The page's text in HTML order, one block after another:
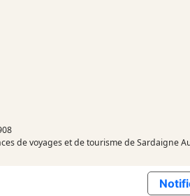
de voyages et de tourisme de Sardaigne